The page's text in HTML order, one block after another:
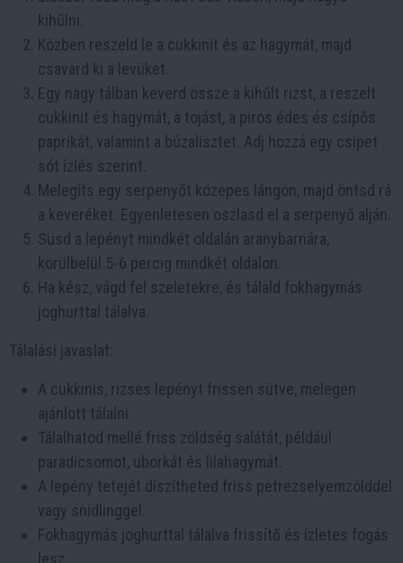
kihűlni.
Közben reszeld le a cukkinit és az hagymát, majd
csavard ki a levüket.
Egy nagy tálban keverd össze a kihűlt rizst, a reszelt
cukkinit és hagymát, a tojást, a piros édes és csípős
paprikát, valamint a búzalisztet. Adj hozzá egy csipet
sót ízlés szerint.
Melegíts egy serpenyőt közepes lángon, majd öntsd rá
a keveréket. Egyenletesen oszlasd el a serpenyő alján.
Süsd a lepényt mindkét oldalán aranybarnára,
körülbelül 5-6 percig mindkét oldalon.
Ha kész, vágd fel szeletekre, és tálald fokhagymás
joghurttal tálalva.
Tálalási javaslat:
A cukkinis, rizses lepényt frissen sütve, melegen
ajánlott tálalni.
Tálalhatod mellé friss zöldség salátát, például
paradicsomot, uborkát és lilahagymát.
A lepény tetejét díszítheted friss petrezselyemzölddel
vagy snidlinggel.
Fokhagymás joghurttal tálalva frissítő és ízletes fogás
lesz.